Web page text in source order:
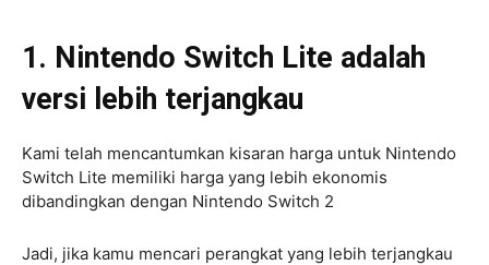
1. Nintendo Switch Lite adalah
versi lebih terjangkau
Kami telah mencantumkan kisaran harga untuk Nintendo
Switch Lite memiliki harga yang lebih ekonomis
dibandingkan dengan Nintendo Switch 2
Jadi, jika kamu mencari perangkat yang lebih terjangkau